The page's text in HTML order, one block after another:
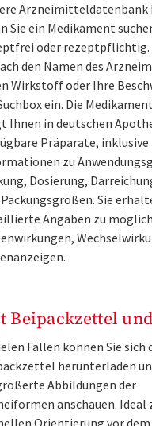
Sie ein Medikament
oder rezeptpflichtig.
den Namen des
Wirkstoff oder Ihre
ein. Die
Ihnen in deutschen
Präparate, inklusive
zu
Dosierung,
Sie
Angaben zu
Beipackzettel
Fällen können Sie sich
herunterladen
Abbildungen der
anschauen. Ideal
Orientierung vor dem